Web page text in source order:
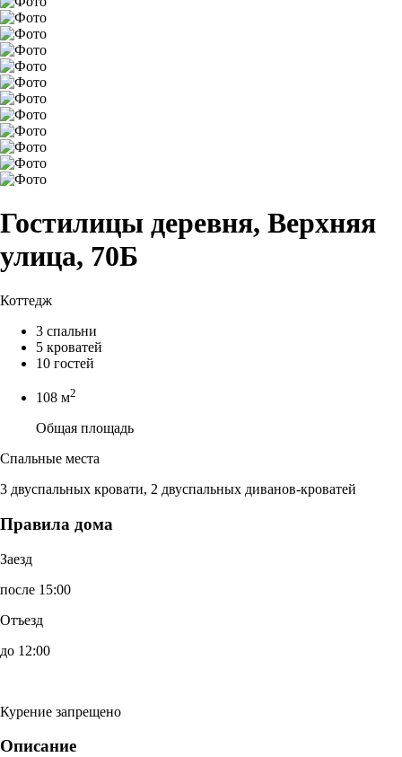
Гостилицы деревня, Верхняя
улица, 70Б
Коттедж
3 спальни
5 кроватей
10 гостей
108 м2
Общая площадь
Спальные места
3 двуспальных кровати, 2 двуспальных диванов-кроватей
Правила дома
Заезд
после 15:00
Отъезд
до 12:00
Курение запрещено
Описание